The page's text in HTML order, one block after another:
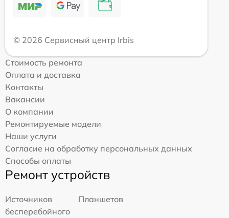
© 2026 Сервисный центр Irbis
Стоимость ремонта
Оплата и доставка
Контакты
Вакансии
О компании
Ремонтируемые модели
Наши услуги
Согласие на обработку персональных данных
Способы оплаты
Ремонт устройств
Источников
бесперебойного
Планшетов